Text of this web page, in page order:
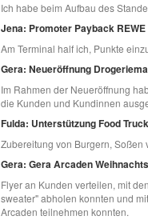
Ich habe beim Aufbau des
Jena: Promoter Payback REWE
Am Terminal half ich, Punkte
Gera: Neueröffnung
Im Rahmen der Neueröffnung
die Kunden und Kundinnen
Fulda: Unterstützung Food
Zubereitung von Burgern,
Gera: Gera Arcaden
Flyer an Kunden verteilen, mit
sweater" abholen konnten und
Arcaden teilnehmen konnten.